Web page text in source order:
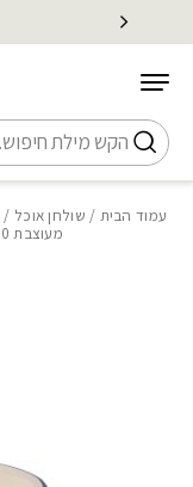
Skip to Content
חיפוש
עמוד הבית / שולחן אוכל /
מעוצבת 400 מ”ל WD lifestyle I Aperitime
בחזרה למעלה